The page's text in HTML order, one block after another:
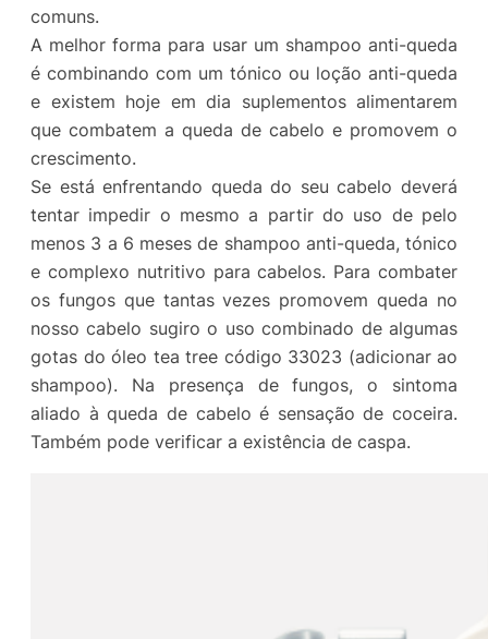
comuns.
A melhor forma para usar um shampoo anti-queda
é combinando com um tónico ou loção anti-queda
e existem hoje em dia suplementos alimentarem
que combatem a queda de cabelo e promovem o
crescimento.
Se está enfrentando queda do seu cabelo deverá
tentar impedir o mesmo a partir do uso de pelo
menos 3 a 6 meses de shampoo anti-queda, tónico
e complexo nutritivo para cabelos. Para combater
os fungos que tantas vezes promovem queda no
nosso cabelo sugiro o uso combinado de algumas
gotas do óleo tea tree código 33023 (adicionar ao
shampoo). Na presença de fungos, o sintoma
aliado à queda de cabelo é sensação de coceira.
Também pode verificar a existência de caspa.